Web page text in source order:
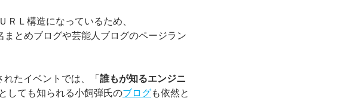
Ｌ構造になっているため、
とめブログや芸能人ブログのページラン
れたイベントでは、「誰もが知るエンジニ
しても知られる小飼弾氏のブログも依然と